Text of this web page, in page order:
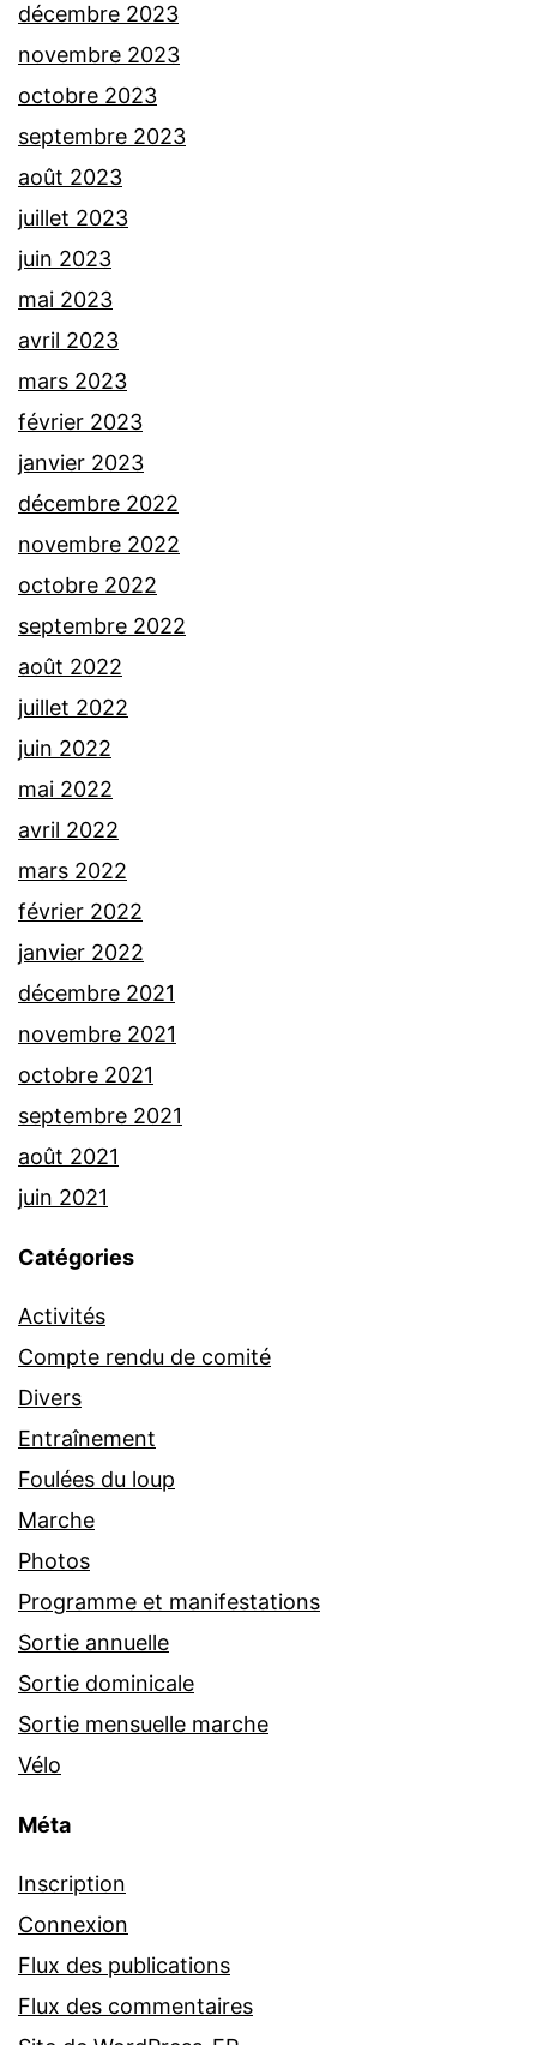
décembre 2023
novembre 2023
octobre 2023
septembre 2023
août 2023
juillet 2023
juin 2023
mai 2023
avril 2023
mars 2023
février 2023
janvier 2023
décembre 2022
novembre 2022
octobre 2022
septembre 2022
août 2022
juillet 2022
juin 2022
mai 2022
avril 2022
mars 2022
février 2022
janvier 2022
décembre 2021
novembre 2021
octobre 2021
septembre 2021
août 2021
juin 2021
Catégories
Activités
Compte rendu de comité
Divers
Entraînement
Foulées du loup
Marche
Photos
Programme et manifestations
Sortie annuelle
Sortie dominicale
Sortie mensuelle marche
Vélo
Méta
Inscription
Connexion
Flux des publications
Flux des commentaires